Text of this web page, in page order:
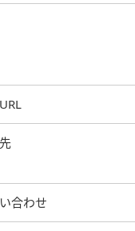
合わせ